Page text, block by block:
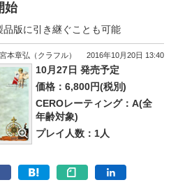
始
版に引き継ぐことも可能
宮本章弘（クラフル） 2016年10月20日 13:40
10月27日 発売予定
価格：6,800円(税別)
CEROレーティング：A(全
年齢対象)
プレイ人数：1人